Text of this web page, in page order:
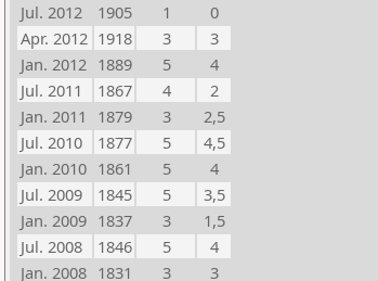
Jul. 2012
1905 1
0
Apr. 2012 1918 3
3
Jan. 2012 1889 5
4
Jul. 2011
1867 4
2
Jan. 2011
1879 3
2,5
Jul. 2010
1877 5
4,5
Jan. 2010 1861 5
4
Jul. 2009
1845 5
3,5
Jan. 2009 1837 3
1,5
Jul. 2008
1846 5
4
Jan. 2008 1831 3 3